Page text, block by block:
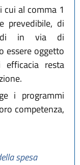
cui al comma 1
prevedibile, di
in via di
essere oggetto
resta
i programmi
competenza,
spesa